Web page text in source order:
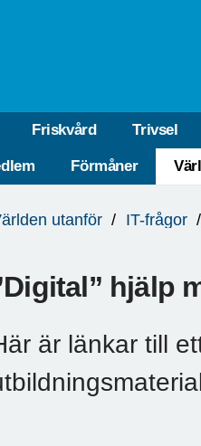
Friskvård Trivsel
Förmåner
utanför IT-frågor
hjälp
är länkar till